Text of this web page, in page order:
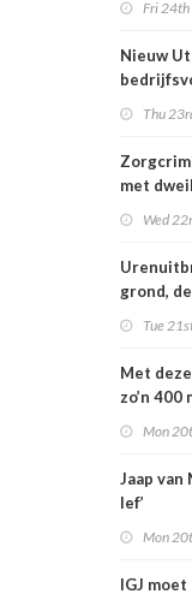
Fri 24th
Nieuw
Thu
met
Wed
grond,
Tue
Met
zo’n
Mon
Jaap van
lef’
Mon
IGJ